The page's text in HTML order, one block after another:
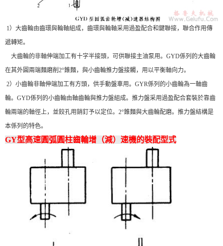
1）大齒輪由齒環與輪軸組成，齒環與輪軸采用過盈配合和鍵聯接，聯合作用傳
遞轉矩。
大齒輪的非軸伸端加工有十字半接頭，可供聯接主油泵用。GYD係列的大齒輪
在其外圓兩端麵磨削2°錐麵，與小齒輪推力盤接觸，用以平衡軸向力。
2）小齒輪非軸伸端加工有方頭，供手動盤車用。GYR係列的小齒輪為一軸齒
輪。GYD係列的小齒輪由軸齒輪與推力盤組成。推力盤采用過盈配合套裝於靠齒
輪兩端的軸徑上，並鉸孔用銷釘予以定位。2°錐麵與大齒輪配磨。推力盤結構是
本係列的特色。
GY型高速圓弧圓柱齒輪增（減）速機的裝配型式